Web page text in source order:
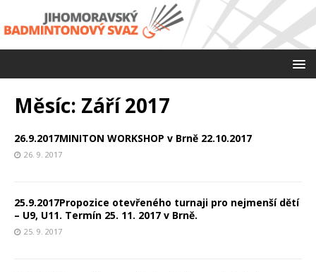
Měsíc: Září 2017
26.9.2017MINITON WORKSHOP v Brně 22.10.2017
26. 9. 2017
25.9.2017Propozice otevřeného turnaji pro nejmenší dětí
– U9, U11. Termín 25. 11. 2017 v Brně.
25. 9. 2017